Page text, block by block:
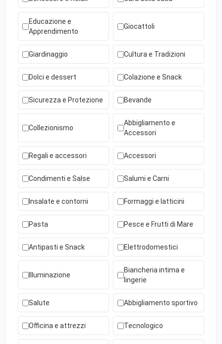
Educazione e
Apprendimento
Giocattoli
Giardinaggio Cultura e Tradizioni
Dolci e dessert Colazione e Snack
Sicurezza e Protezione Bevande
Collezionismo
Abbigliamento e
Accessori
Regali e accessori Accessori
Condimenti e Salse Salumi e Carni
Insalate e contorni Formaggi e latticini
Pasta Pesce e Frutti di Mare
Antipasti e Snack Elettrodomestici
Illuminazione
Biancheria intima e
lingerie
Salute Abbigliamento sportivo
Officina e attrezzi Tecnologico